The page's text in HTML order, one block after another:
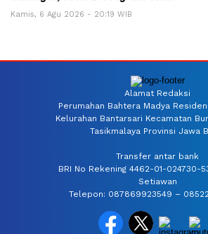
Kamis, 6 Agu 2026 - 20:19 WIB
Alamat Redaksi
Perumahan Bahtera Madya
Kelurahan Bantarsari Kecamatan
Tasikmalaya Provinsi Jawa
Transfer antar bank
BRI No Rekening 4462-01-024730-
Setiawan
Telepon: 087869923549 –